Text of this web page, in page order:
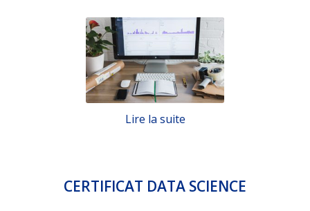
Lire la suite
CERTIFICAT DATA SCIENCE